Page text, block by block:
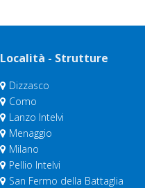
Località - Strutture
Dizzasco
Como
Lanzo Intelvi
Menaggio
Milano
Pellio Intelvi
San Fermo della Battaglia